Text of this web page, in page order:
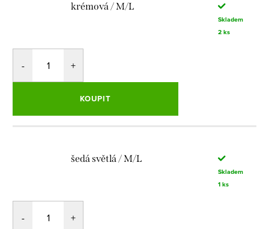
krémová / M/L
Skladem
2 ks
KOUPIT
šedá světlá / M/L
Skladem
1 ks